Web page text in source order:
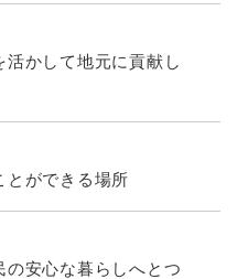
かして地元に貢献し
とができる場所
安心な暮らしへとつ